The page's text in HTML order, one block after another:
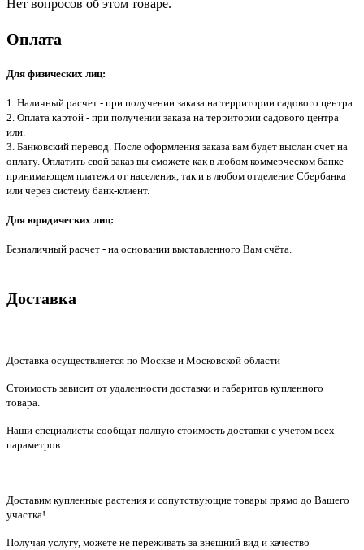
Нет вопросов об этом товаре.
Оплата
Для физических лиц:
1. Наличный расчет - при получении заказа на территории садового центра.
2. Оплата картой - при получении заказа на территории садового центра
или.
3. Банковский перевод. После оформления заказа вам будет выслан счет на
оплату. Оплатить свой заказ вы сможете как в любом коммерческом банке
принимающем платежи от населения, так и в любом отделение Сбербанка
или через систему банк-клиент.
Для юридических лиц:
Безналичный расчет - на основании выставленного Вам счёта.
Доставка
Доставка осуществляется по Москве и Московской области
Стоимость зависит от удаленности доставки и габаритов купленного
товара.
Наши специалисты сообщат полную стоимость доставки с учетом всех
параметров.
Доставим купленные растения и сопутствующие товары прямо до Вашего
участка!
Получая услугу, можете не переживать за внешний вид и качество